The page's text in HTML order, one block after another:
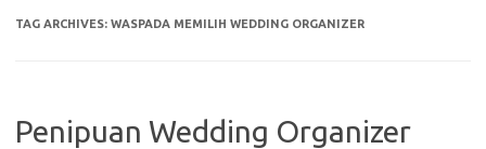
TAG ARCHIVES: WASPADA MEMILIH WEDDING ORGANIZER
Penipuan Wedding Organizer